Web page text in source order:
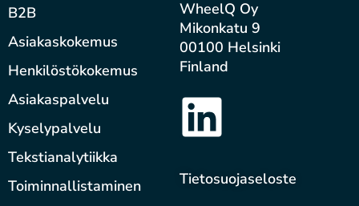
B2B
Asiakaskokemus
Henkilöstökokemus
Asiakaspalvelu
Kyselypalvelu
Tekstianalytiikka
Toiminnallistaminen
WheelQ Oy
Mikonkatu 9
00100 Helsinki
Finland
Tietosuojaseloste